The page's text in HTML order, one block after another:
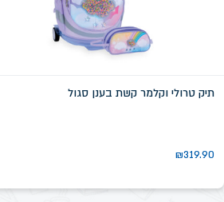
תיק טרולי וקלמר קשת בענן סגול
₪319.90